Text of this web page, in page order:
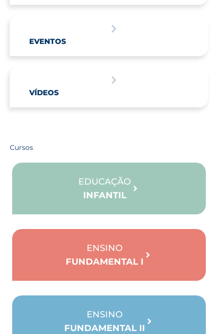
EVENTOS
VÍDEOS
Cursos
EDUCAÇÃO
INFANTIL
ENSINO
FUNDAMENTAL I
ENSINO
FUNDAMENTAL II